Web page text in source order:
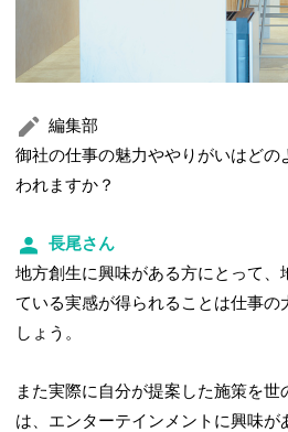
編集部
御社の仕事の魅力ややりがいはどの
われますか？
長尾さん
地方創生に興味がある方にとって、
ている実感が得られることは仕事の
しょう。
また実際に自分が提案した施策を
は、エンターテインメントに興味が